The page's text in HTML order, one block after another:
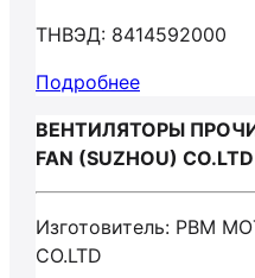
ТНВЭД: 8414592000
Подробнее
ВЕНТИЛЯТОРЫ
FAN (SUZHOU) CO.LTD
Изготовитель: PBM
CO.LTD